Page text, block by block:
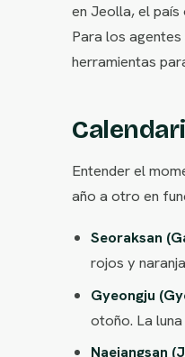
en Jeolla, el
Para los
herramientas
Entender el
año a otro en
Seoraksan
rojos y
Gyeongju
otoño. La
Naejangsan